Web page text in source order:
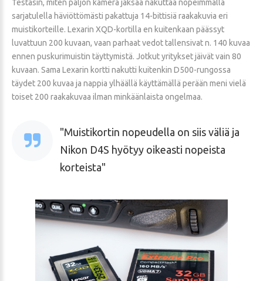
Testasin, miten paljon kamera jaksaa nakuttaa nopeimmalla
sarjatulella häviöttömästi pakattuja 14-bittisiä raakakuvia eri
muistikorteille. Lexarin XQD-kortilla en kuitenkaan päässyt
luvattuun 200 kuvaan, vaan parhaat vedot tallensivat n. 140 kuvaa
ennen puskurimuistin täyttymistä. Jotkut yritykset jäivät vain 80
kuvaan. Sama Lexarin kortti nakutti kuitenkin D500-rungossa
täydet 200 kuvaa ja nappia ylhäällä käyttämällä perään meni vielä
toiset 200 raakakuvaa ilman minkäänlaista ongelmaa.
Muistikortin nopeudella on siis väliä ja
Nikon D4S hyötyy oikeasti nopeista
korteista